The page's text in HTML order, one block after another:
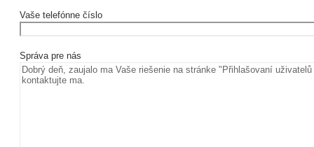
Vaše telefónne číslo
Správa pre nás